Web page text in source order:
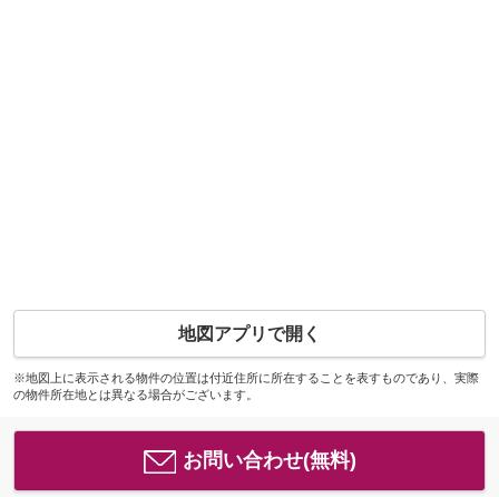
地図アプリで開く
※地図上に表示される物件の位置は付近住所に所在することを表すものであり、実際
の物件所在地とは異なる場合がございます。
お問い合わせ(無料)